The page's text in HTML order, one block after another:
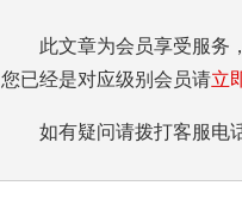
此文章为会员享受服务
您已经是对应级别会员请立
如有疑问请拨打客服电